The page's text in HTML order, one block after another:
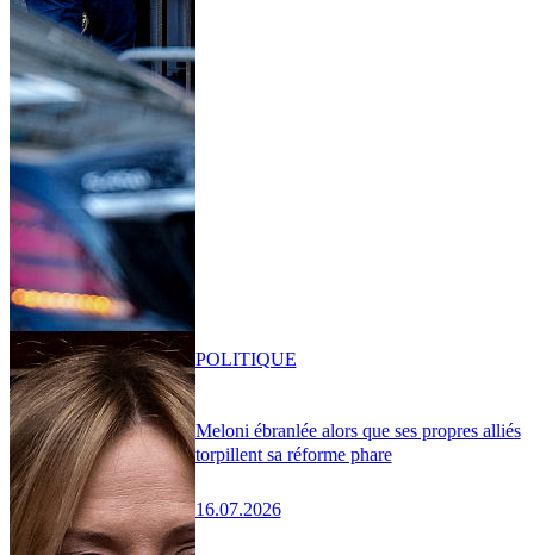
Meloni ébranlée alors que ses propres alliés
torpillent sa réforme phare
16.07.2026
POLITIQUE